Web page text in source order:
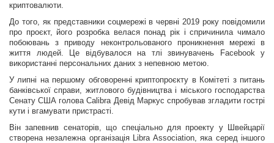
криптовалюти.
До того, як представники соцмережі в червні 2019 року повідомили
про проєкт, його розробка велася понад рік і спричинила чимало
побоювань з приводу неконтрольованого проникнення мережі в
життя людей. Це відбувалося на тлі звинувачень Facebook у
використанні персональних даних з непевною метою.
У липні на першому обговоренні криптопроєкту в Комітеті з питань
банківської справи, житлового будівництва і міського господарства
Сенату США голова Calibra Девід Маркус спробував згладити гострі
кути і вгамувати пристрасті.
Він запевнив сенаторів, що спеціально для проекту у Швейцарії
створена незалежна організація Libra Association, яка серед іншого